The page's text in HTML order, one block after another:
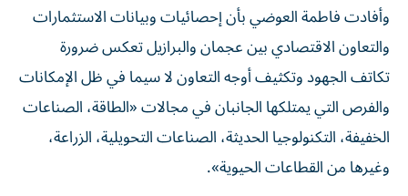
وأفادت فاطمة العوضي بأن إحصائيات وبيانات الاستثمارات
والتعاون الاقتصادي بين عجمان والبرازيل تعكس ضرورة
تكاتف الجهود وتكثيف أوجه التعاون لا سيما في ظل الإمكانات
والفرص التي يمتلكها الجانبان في مجالات «الطاقة، الصناعات
الخفيفة، التكنولوجيا الحديثة، الصناعات التحويلية، الزراعة،
وغيرها من القطاعات الحيوية».